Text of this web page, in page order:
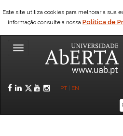
Este site utiliza cookies para melhorar a sua
informação consulte a nossa Política de
Saltar para o conteúdo
Toggle
Facebook
LinkedIn
Twitter
YouTube
Instagram
PT EN